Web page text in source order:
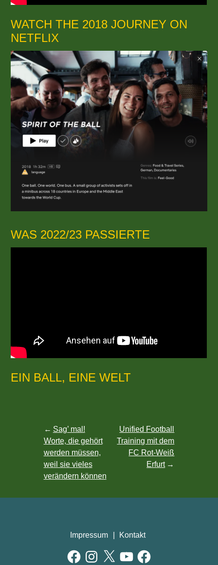
WATCH THE 2018 JOURNEY ON
NETFLIX
WAS 2022/23 PASSIERTE
EIN BALL, EINE WELT
Beitragsnavigation
Sag’ mal!
Worte, die gehört
werden müssen,
weil sie vieles
verändern können
Unified Football
Training mit dem
FC Rot-Weiß
Erfurt
Impressum Kontakt
FacebookInstagram
X YouTubeFacebook